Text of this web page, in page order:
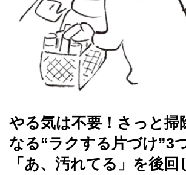
やる気は不要！さっと掃
なる“ラクする片づけ”3
「あ、汚れてる」を後回